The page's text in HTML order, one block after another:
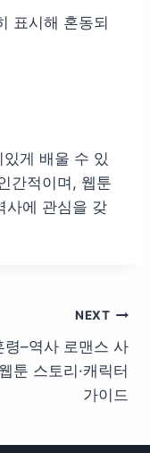
표시해 혼동되
게 배울 수 있
간적이며, 웹툰
사에 관심을 갖
NEXT
령–역사 로맨스 사
툰 스토리·캐릭터
가이드